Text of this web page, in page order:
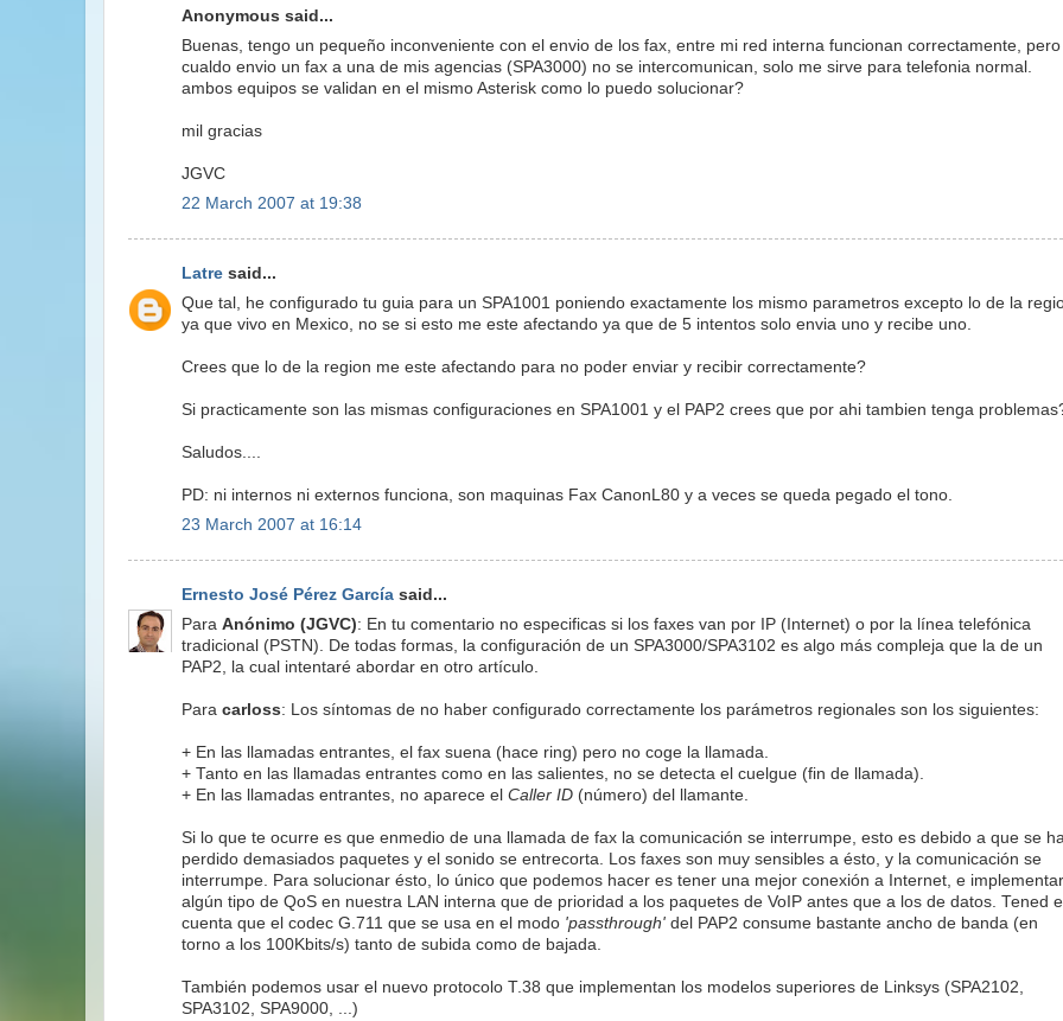
Anonymous said...
Buenas, tengo un pequeño inconveniente con el envio de los fax, entre mi red interna funcionan correctamente, pero
cualdo envio un fax a una de mis agencias (SPA3000) no se intercomunican, solo me sirve para telefonia normal.
ambos equipos se validan en el mismo Asterisk como lo puedo solucionar?
mil gracias
JGVC
22 March 2007 at 19:38
Latre said...
Que tal, he configurado tu guia para un SPA1001 poniendo exactamente los mismo parametros excepto lo de la
ya que vivo en Mexico, no se si esto me este afectando ya que de 5 intentos solo envia uno y recibe uno.
Crees que lo de la region me este afectando para no poder enviar y recibir correctamente?
Si practicamente son las mismas configuraciones en SPA1001 y el PAP2 crees que por ahi tambien tenga
Saludos....
PD: ni internos ni externos funciona, son maquinas Fax CanonL80 y a veces se queda pegado el tono.
23 March 2007 at 16:14
Ernesto José Pérez García said...
Para Anónimo (JGVC): En tu comentario no especificas si los faxes van por IP (Internet) o por la línea telefónica
tradicional (PSTN). De todas formas, la configuración de un SPA3000/SPA3102 es algo más compleja que la de un
PAP2, la cual intentaré abordar en otro artículo.
Para carloss: Los síntomas de no haber configurado correctamente los parámetros regionales son los siguientes:
+ En las llamadas entrantes, el fax suena (hace ring) pero no coge la llamada.
+ Tanto en las llamadas entrantes como en las salientes, no se detecta el cuelgue (fin de llamada).
+ En las llamadas entrantes, no aparece el Caller ID (número) del llamante.
Si lo que te ocurre es que enmedio de una llamada de fax la comunicación se interrumpe, esto es debido a que se
perdido demasiados paquetes y el sonido se entrecorta. Los faxes son muy sensibles a ésto, y la comunicación se
interrumpe. Para solucionar ésto, lo único que podemos hacer es tener una mejor conexión a Internet, e implementar
algún tipo de QoS en nuestra LAN interna que de prioridad a los paquetes de VoIP antes que a los de datos. Tened
cuenta que el codec G.711 que se usa en el modo 'passthrough' del PAP2 consume bastante ancho de banda (en
torno a los 100Kbits/s) tanto de subida como de bajada.
También podemos usar el nuevo protocolo T.38 que implementan los modelos superiores de Linksys (SPA2102,
SPA3102, SPA9000, ...)